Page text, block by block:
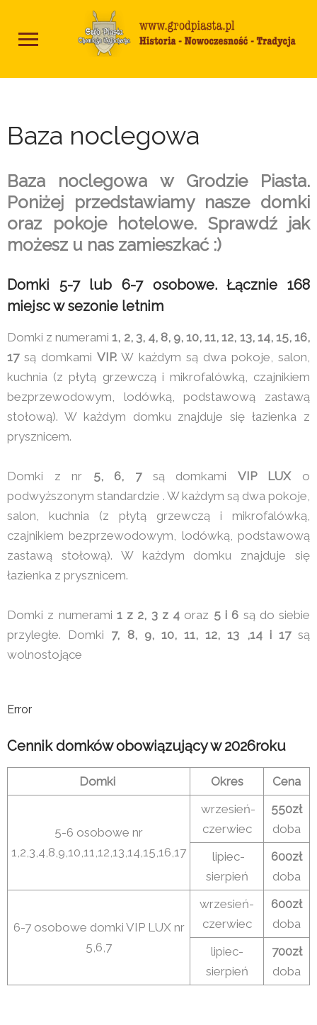
Baza noclegowa
Baza noclegowa w Grodzie Piasta.
Poniżej przedstawiamy nasze domki
oraz pokoje hotelowe. Sprawdź jak
możesz u nas zamieszkać :)
Domki 5-7 lub 6-7 osobowe. Łącznie 168
miejsc w sezonie letnim
Domki z numerami1, 2, 3, 4, 8, 9, 10, 11, 12, 13, 14, 15, 16,
17są domkamiVIP. W każdym są dwa pokoje, salon,
kuchnia (z płytą grzewczą i mikrofalówką, czajnikiem
bezprzewodowym, lodówką, podstawową zastawą
stołową). W każdym domku znajduje się łazienka z
prysznicem.
Domki z nr 5, 6, 7są domkami VIP LUXo
podwyższonym standardzie . W każdym są dwa pokoje,
salon, kuchnia (z płytą grzewczą i mikrofalówką,
czajnikiem bezprzewodowym, lodówką, podstawową
zastawą stołową). W każdym domku znajduje się
łazienka z prysznicem.
Domki z numerami 1 z 2, 3 z 4 oraz 5 i 6 są do siebie
przyległe. Domki 7, 8, 9, 10, 11, 12, 13 ,14 i 17są
wolnostojące
Error
Cennik domków obowiązujący w 2026roku
Domki Okres Cena
5-6 osobowe nr
1,2,3,4,8,9,10,11,12,13,14,15,16,17
wrzesień-
czerwiec
550zł
doba
lipiec-
sierpień
600zł
doba
6-7 osobowe domki VIP LUX nr
5,6,7
wrzesień-
czerwiec
600zł
doba
lipiec-
sierpień
700zł
doba